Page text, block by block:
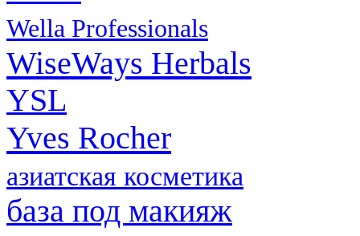
Wella Professionals
WiseWays Herbals
YSL
Yves Rocher
азиатская косметика
база под макияж